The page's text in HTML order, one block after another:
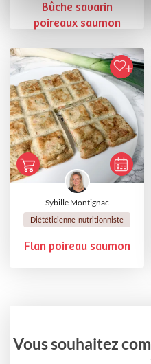
Bûche savarin
poireaux saumon
Sybille Montignac
Diététicienne-nutritionniste
Flan poireau saumon
Vous souhaitez